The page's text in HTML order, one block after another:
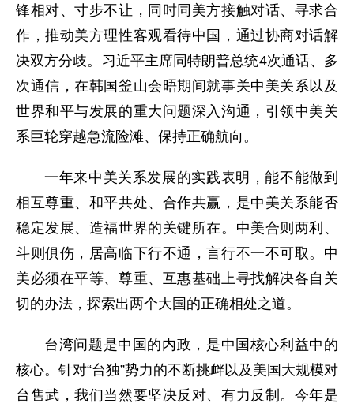
锋相对、寸步不让，同时同美方接触对话、寻求合
作，推动美方理性客观看待中国，通过协商对话解
决双方分歧。习近平主席同特朗普总统4次通话、多
次通信，在韩国釜山会晤期间就事关中美关系以及
世界和平与发展的重大问题深入沟通，引领中美关
系巨轮穿越急流险滩、保持正确航向。
一年来中美关系发展的实践表明，能不能做到
相互尊重、和平共处、合作共赢，是中美关系能否
稳定发展、造福世界的关键所在。中美合则两利、
斗则俱伤，居高临下行不通，言行不一不可取。中
美必须在平等、尊重、互惠基础上寻找解决各自关
切的办法，探索出两个大国的正确相处之道。
台湾问题是中国的内政，是中国核心利益中的
核心。针对“台独”势力的不断挑衅以及美国大规模对
台售武，我们当然要坚决反对、有力反制。今年是